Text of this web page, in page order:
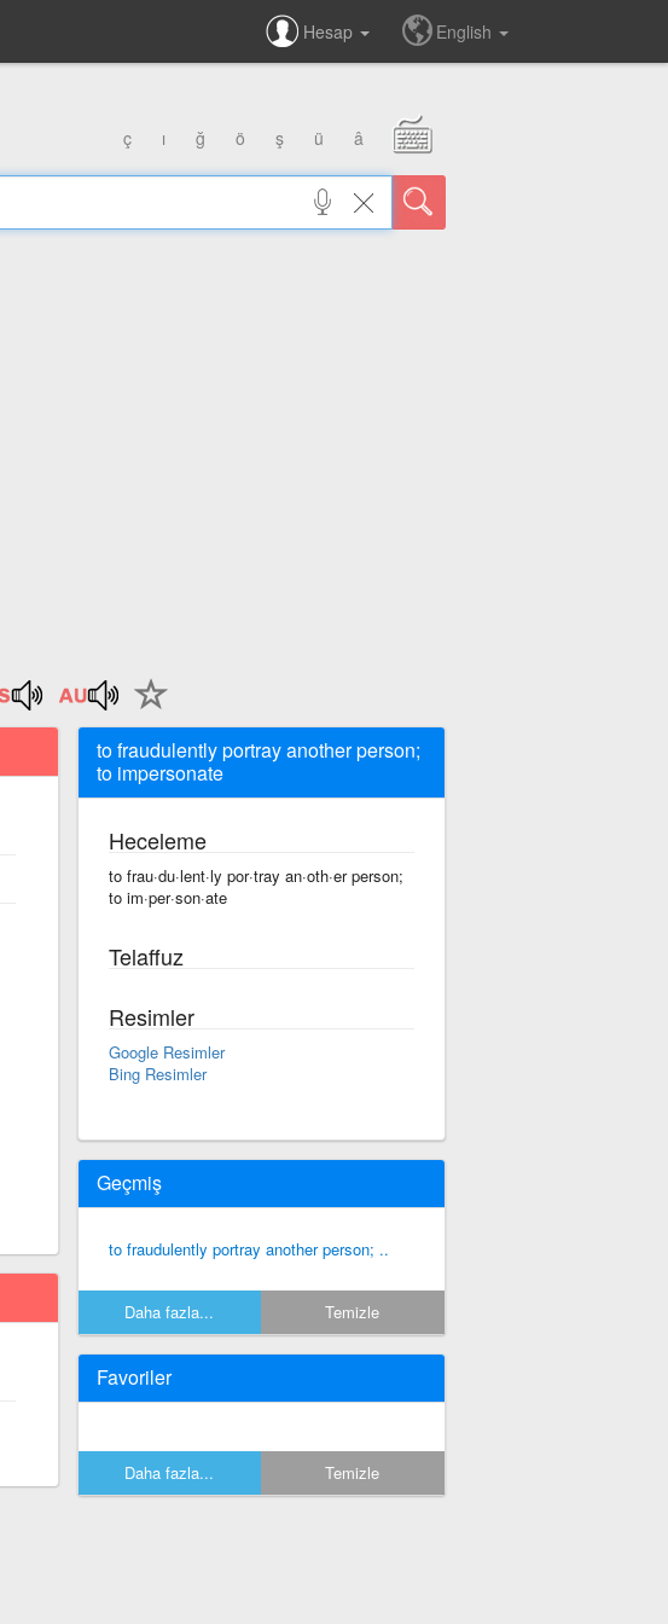
Hesap English
ç ı ğ ö ş ü â
to fraudulently portray another person;
to impersonate
Heceleme
to frau·du·lent·ly por·tray an·oth·er person;
to im·per·son·ate
Telaffuz
Resimler
Google Resimler
Bing Resimler
Geçmiş
to fraudulently portray another person; ..
Daha fazla... Temizle
Favoriler
Daha fazla... Temizle